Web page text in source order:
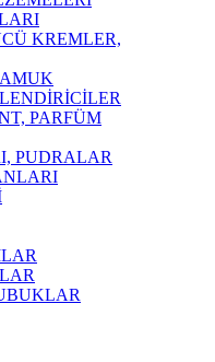
KREMLER,
PARFÜM
PUDRALAR